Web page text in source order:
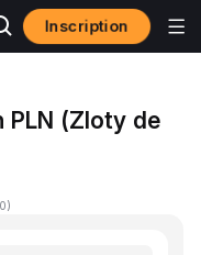
Inscription
PLN (Zloty de
)